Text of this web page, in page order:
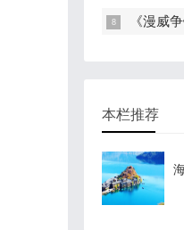
《漫威争锋》引
本栏推荐